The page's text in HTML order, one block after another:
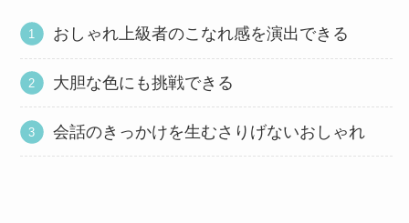
おしゃれ上級者のこなれ感を演出できる
大胆な色にも挑戦できる
会話のきっかけを生むさりげないおしゃれ